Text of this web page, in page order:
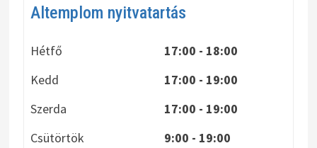
Altemplom nyitvatartás
Hétfő
17:00 - 18:00
Kedd
17:00 - 19:00
Szerda
17:00 - 19:00
Csütörtök
9:00 - 19:00